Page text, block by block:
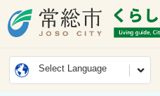
Select Language